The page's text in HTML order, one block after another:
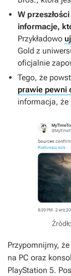
W
informacje,
Przykładowo
Gold z
oficjalnie
Tego, że
prawie pewni
informacja, że
Przypomnijmy, że
na PC oraz
PlayStation 5.